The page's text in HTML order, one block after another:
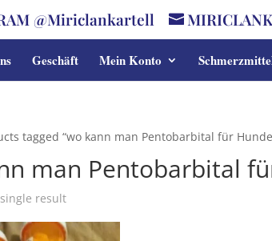
@Miriclankartell
Geschäft Mein Konto
tagged “wo kann man Pentobarbital für
man Pentobarbital
result